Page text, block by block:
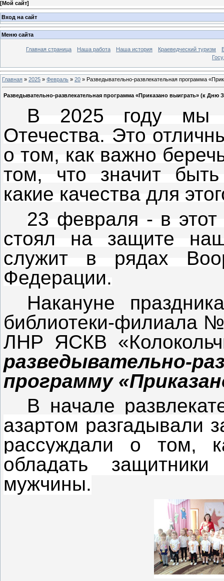
[Мой сайт]
Вход на сайт
Меню сайта
Главная страница Наша работа Наша история Краеведческий туризм
Главная » 2025 » Февраль » 20 » Разведывательно-развлекательная программа
Разведывательно-развлекательная программа «Приказано выиграть» (к
В 2025 году мы
Отечества. Это
о том, как важно
том, что значит
какие качества для
23 февраля - в этот
стоял на защите
служит в рядах
Федерации.
Накануне
библиотеки-филиала
ЛНР ЯСКВ
разведывательно-
программу
В начале
азартом разгадывали
рассуждали о том,
обладать
мужчины.